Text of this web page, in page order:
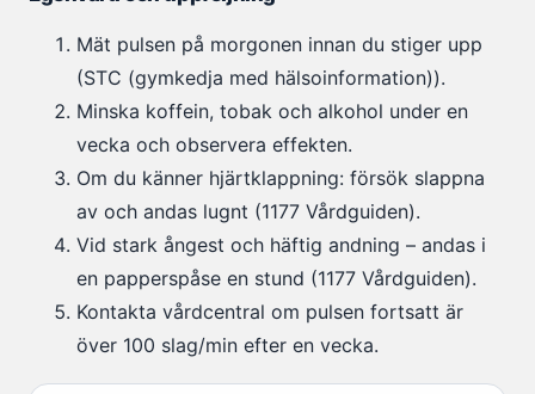
Mät pulsen på morgonen innan du stiger upp
(STC (gymkedja med hälsoinformation)).
Minska koffein, tobak och alkohol under en
vecka och observera effekten.
Om du känner hjärtklappning: försök slappna
av och andas lugnt (1177 Vårdguiden).
Vid stark ångest och häftig andning – andas i
en papperspåse en stund (1177 Vårdguiden).
Kontakta vårdcentral om pulsen fortsatt är
över 100 slag/min efter en vecka.